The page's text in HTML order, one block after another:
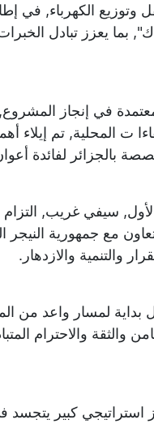
الكهرباء, في
بما يعزز تبادل
في إنجاز
ت المحلية, تم إيلاء
بالجزائر لفائدة
سيفي غريب,
مع جمهورية
والتنمية والازدهار.
لمسار واعد من
والثقة والاحترام
كبير يتجسد